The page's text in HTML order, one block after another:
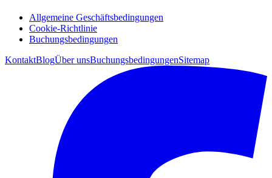
Allgemeine Geschäftsbedingungen
Cookie-Richtlinie
Buchungsbedingungen
KontaktBlogÜber unsBuchungsbedingungenSitemap